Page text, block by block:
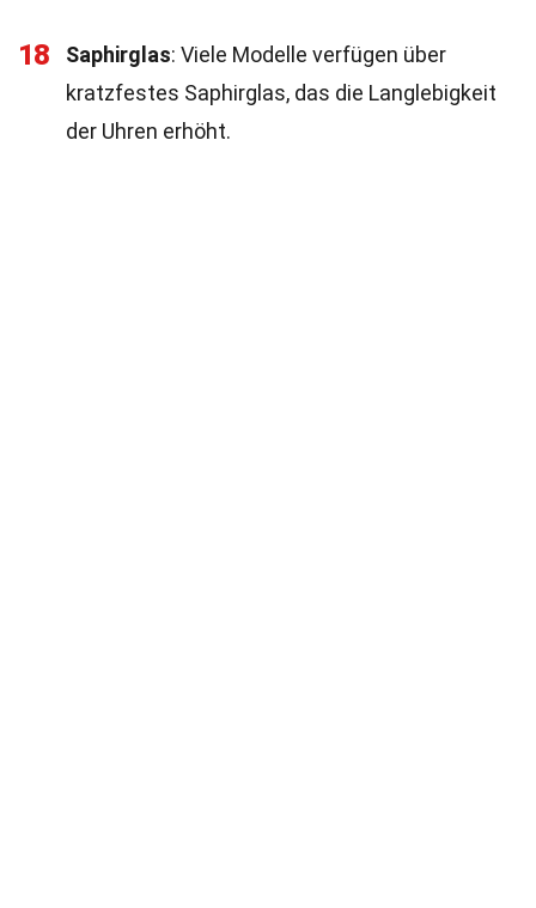
18 Saphirglas: Viele Modelle verfügen über
kratzfestes Saphirglas, das die Langlebigkeit
der Uhren erhöht.